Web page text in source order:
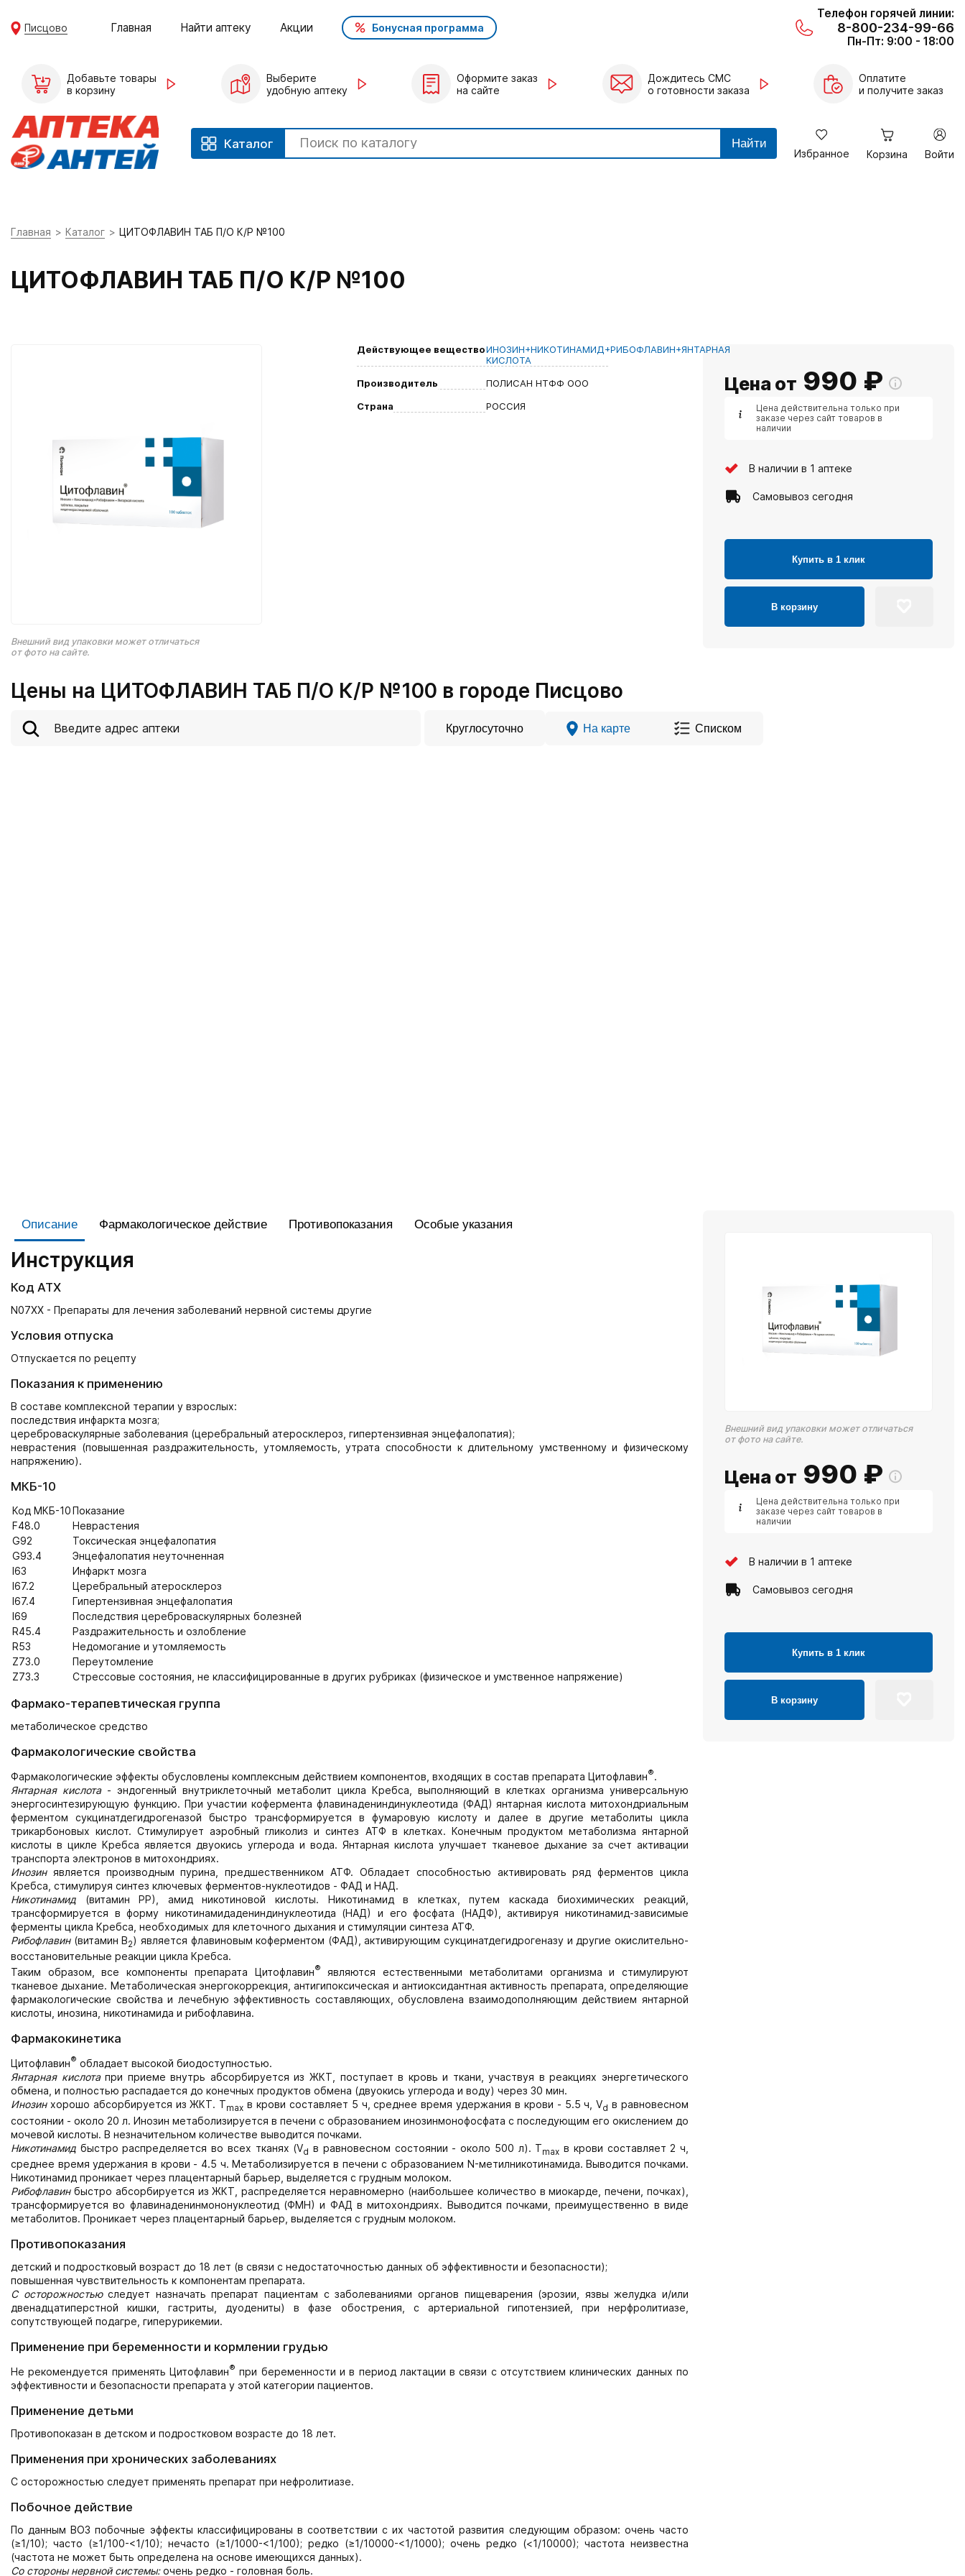
Писцово Главная Найти аптеку Акции Бонусная программа
Телефон горячей линии:
8-800-234-99-66
Пн-Пт: 9:00 - 18:00
Добавьте товары
в корзину
Выберите
удобную аптеку
Оформите заказ
на сайте
Дождитесь СМС
о готовности заказа
Оплатите
и получите заказ
Каталог Найти
Избранное Корзина Войти
Главная Каталог ЦИТОФЛАВИН ТАБ П/О К/Р №100
ЦИТОФЛАВИН ТАБ П/О К/Р №100
Внешний вид упаковки может отличаться
от фото на сайте.
Действующее веществоИНОЗИН+НИКОТИНАМИД+РИБОФЛАВИН+ЯНТАРНАЯ
КИСЛОТА
Производитель
ПОЛИСАН НТФФ ООО
Страна
РОССИЯ
Цена от 990 ₽
Цена действительна только при
заказе через сайт товаров в
наличии
В наличии в 1 аптеке
Самовывоз сегодня
Купить в 1 клик
В корзину
Цены на ЦИТОФЛАВИН ТАБ П/О К/Р №100 в городе Писцово
Круглосуточно На карте Списком
Описание Фармакологическое действие Противопоказания Особые указания
Инструкция
Код АТХ
N07XX - Препараты для лечения заболеваний нервной системы другие
Условия отпуска
Отпускается по рецепту
Показания к применению
В составе комплексной терапии у взрослых:
последствия инфаркта мозга;
цереброваскулярные заболевания (церебральный атеросклероз, гипертензивная энцефалопатия);
неврастения (повышенная раздражительность, утомляемость, утрата способности к длительному умственному и физическому
напряжению).
МКБ-10
Код МКБ-10Показание
F48.0
Неврастения
G92
Токсическая энцефалопатия
G93.4
Энцефалопатия неуточненная
I63
Инфаркт мозга
I67.2
Церебральный атеросклероз
I67.4
Гипертензивная энцефалопатия
I69
Последствия цереброваскулярных болезней
R45.4
Раздражительность и озлобление
R53
Недомогание и утомляемость
Z73.0
Переутомление
Z73.3
Стрессовые состояния, не классифицированные в других рубриках (физическое и умственное напряжение)
Фармако-терапевтическая группа
метаболическое средство
Фармакологические свойства
Фармакологические эффекты обусловлены комплексным действием компонентов, входящих в состав препарата Цитофлавин®.
Янтарная кислота- эндогенный внутриклеточный метаболит цикла Кребса, выполняющий в клетках организма универсальную
энергосинтезирующую функцию. При участии кофермента флавинадениндинуклеотида (ФАД) янтарная кислота митохондриальным
ферментом сукцинатдегидрогеназой быстро трансформируется в фумаровую кислоту и далее в другие метаболиты цикла
трикарбоновых кислот. Стимулирует аэробный гликолиз и синтез АТФ в клетках. Конечным продуктом метаболизма янтарной
кислоты в цикле Кребса является двуокись углерода и вода. Янтарная кислота улучшает тканевое дыхание за счет активации
транспорта электронов в митохондриях.
Инозин является производным пурина, предшественником АТФ. Обладает способностью активировать ряд ферментов цикла
Кребса, стимулируя синтез ключевых ферментов-нуклеотидов - ФАД и НАД.
Никотинамид (витамин РР), амид никотиновой кислоты. Никотинамид в клетках, путем каскада биохимических реакций,
трансформируется в форму никотинамидадениндинуклеотида (НАД) и его фосфата (НАДФ), активируя никотинамид-зависимые
ферменты цикла Кребса, необходимых для клеточного дыхания и стимуляции синтеза АТФ.
Рибофлавин (витамин В2) является флавиновым коферментом (ФАД), активирующим сукцинатдегидрогеназу и другие окислительно-
восстановительные реакции цикла Кребса.
Таким образом, все компоненты препарата Цитофлавин®
являются естественными метаболитами организма и стимулируют
тканевое дыхание. Метаболическая энергокоррекция, антигипоксическая и антиоксидантная активность препарата, определяющие
фармакологические свойства и лечебную эффективность составляющих, обусловлена взаимодополняющим действием янтарной
кислоты, инозина, никотинамида и рибофлавина.
Фармакокинетика
Цитофлавин® обладает высокой биодоступностью.
Янтарная кислотапри приеме внутрь абсорбируется из ЖКТ, поступает в кровь и ткани, участвуя в реакциях энергетического
обмена, и полностью распадается до конечных продуктов обмена (двуокись углерода и воду) через 30 мин.
Инозин хорошо абсорбируется из ЖКТ. Tmax в крови составляет 5 ч, среднее время удержания в крови - 5.5 ч, Vd в равновесном
состоянии - около 20 л. Инозин метаболизируется в печени с образованием инозинмонофосфата с последующим его окислением до
мочевой кислоты. В незначительном количестве выводится почками.
Никотинамид быстро распределяется во всех тканях (Vd в равновесном состоянии - около 500 л). Tmax в крови составляет 2 ч,
среднее время удержания в крови - 4.5 ч. Метаболизируется в печени с образованием N-метилникотинамида. Выводится почками.
Никотинамид проникает через плацентарный барьер, выделяется с грудным молоком.
Рибофлавинбыстро абсорбируется из ЖКТ, распределяется неравномерно (наибольшее количество в миокарде, печени, почках),
трансформируется во флавинаденинмононуклеотид (ФМН) и ФАД в митохондриях. Выводится почками, преимущественно в виде
метаболитов. Проникает через плацентарный барьер, выделяется с грудным молоком.
Противопоказания
детский и подростковый возраст до 18 лет (в связи с недостаточностью данных об эффективности и безопасности);
повышенная чувствительность к компонентам препарата.
С осторожностьюследует назначать препарат пациентам с заболеваниями органов пищеварения (эрозии, язвы желудка и/или
двенадцатиперстной кишки, гастриты, дуодениты) в фазе обострения, с артериальной гипотензией, при нерфролитиазе,
сопутствующей подагре, гиперурикемии.
Применение при беременности и кормлении грудью
Не рекомендуется применять Цитофлавин® при беременности и в период лактации в связи с отсутствием клинических данных по
эффективности и безопасности препарата у этой категории пациентов.
Применение детьми
Противопоказан в детском и подростковом возрасте до 18 лет.
Применения при хронических заболеваниях
С осторожностью следует применять препарат при нефролитиазе.
Побочное действие
По данным ВОЗ побочные эффекты классифицированы в соответствии с их частотой развития следующим образом: очень часто
(≥1/10); часто (≥1/100-<1/10); нечасто (≥1/1000-<1/100); редко (≥1/10000-<1/1000); очень редко (<1/10000); частота неизвестна
(частота не может быть определена на основе имеющихся данных).
Со стороны нервной системы:очень редко - головная боль.
Внешний вид упаковки может отличаться
от фото на сайте.
Цена от 990 ₽
Цена действительна только при
заказе через сайт товаров в
наличии
В наличии в 1 аптеке
Самовывоз сегодня
Купить в 1 клик
В корзину